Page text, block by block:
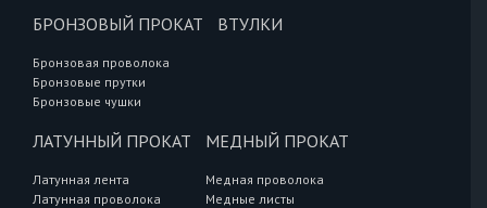
БРОНЗОВЫЙ ПРОКАТ
Бронзовая проволока
Бронзовые прутки
Бронзовые чушки
ВТУЛКИ
ЛАТУННЫЙ ПРОКАТ
Латунная лента
Латунная проволока
МЕДНЫЙ ПРОКАТ
Медная проволока
Медные листы